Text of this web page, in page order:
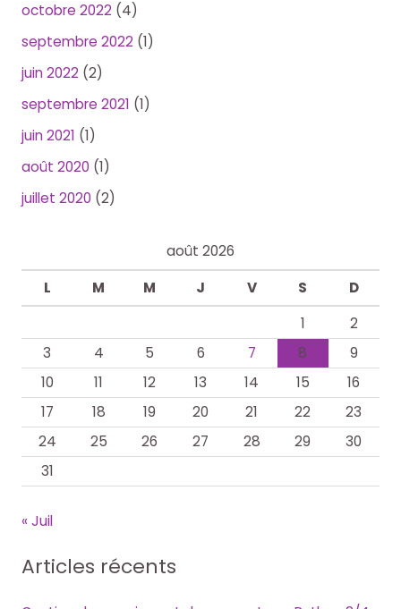
octobre 2022(4)
septembre 2022(1)
juin 2022(2)
septembre 2021 (1)
juin 2021 (1)
août 2020 (1)
juillet 2020 (2)
août 2026
L
M M J V S
D
1
2
3
4 5 6 7 8
9
10
11 12 13 14 15
16
17
18 19 20 21 22
23
24
25 26 27 28 29
30
31
« Juil
Articles récents